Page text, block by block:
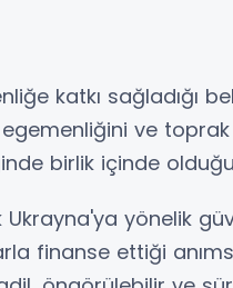
katkı sağladığı
ve
birlik içinde
yönelik
finanse ettiği